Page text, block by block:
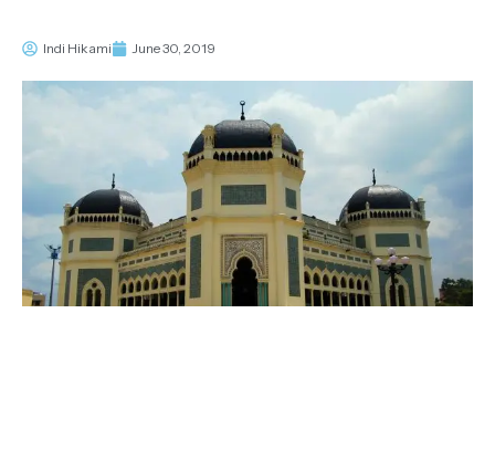
Indi Hikami June 30, 2019